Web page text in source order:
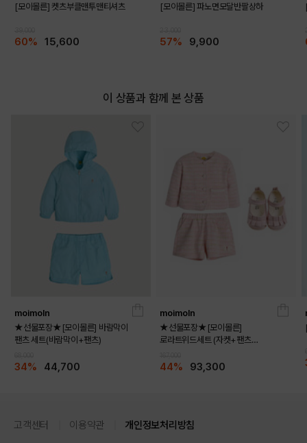
[모이몰른] 켓츠부클맨투맨티셔츠
60% 15,600
[모이몰른] 파노면모달반팔상하
57% 9,900
이 상품과 함께 본 상품
moimoln
★선물포장★[모이몰른] 바람막이
팬츠 세트(바람막이+팬츠)
34% 44,700
moimoln
★선물포장★[모이몰른]
로라트위드세트 (자켓+팬츠
44% 93,300
고객센터 이용약관 개인정보처리방침